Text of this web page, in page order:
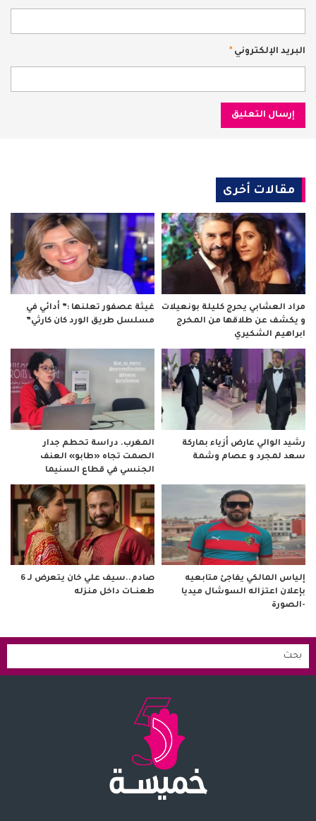
البريد الإلكتروني *
مقالات أخرى
مراد العشابي يحرج كليلة بونعيلات
و يكشف عن طلاقها من المخرج
ابراهيم الشكيري
غيثة عصفور تعلنها :” أدائي في
مسلسل طريق الورد كان كارثي”
رشيد الوالي عارض أزياء بماركة
سعد لمجرد و عصام وشمة
المغرب. دراسة تحطم جدار
الصمت تجاه «طابو» العنف
الجنسي في قطاع السنيما
إلياس المالكي يفاجئ متابعيه
بإعلان اعتزاله السوشال ميديا
-الصورة
صادم..سيف علي خان يتعرض لـ 6
طعنــات داخل منزله